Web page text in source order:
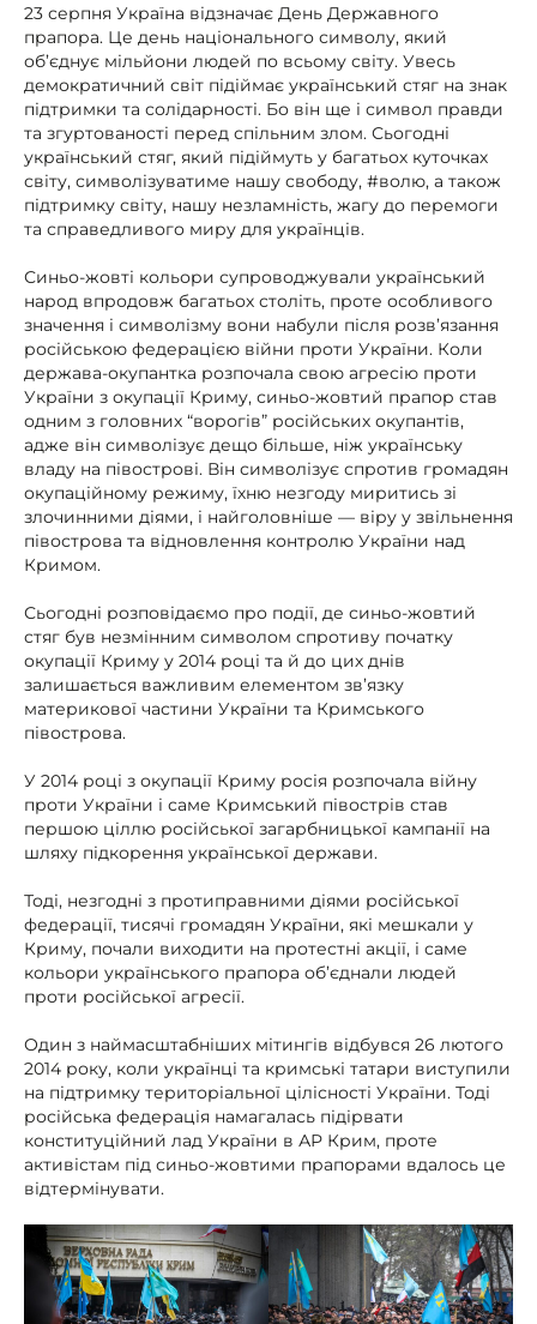
23 серпня Україна відзначає День Державного
прапора. Це день національного символу, який
об’єднує мільйони людей по всьому світу. Увесь
демократичний світ підіймає український стяг на знак
підтримки та солідарності. Бо він ще і символ правди
та згуртованості перед спільним злом. Сьогодні
український стяг, який підіймуть у багатьох куточках
світу, символізуватиме нашу свободу, #волю, а також
підтримку світу, нашу незламність, жагу до перемоги
та справедливого миру для українців.
Синьо-жовті кольори супроводжували український
народ впродовж багатьох століть, проте особливого
значення і символізму вони набули після розв’язання
російською федерацією війни проти України. Коли
держава-окупантка розпочала свою агресію проти
України з окупації Криму, синьо-жовтий прапор став
одним з головних “ворогів” російських окупантів,
адже він символізує дещо більше, ніж українську
владу на півострові. Він символізує спротив громадян
окупаційному режиму, їхню незгоду миритись зі
злочинними діями, і найголовніше — віру у звільнення
півострова та відновлення контролю України над
Кримом.
Сьогодні розповідаємо про події, де синьо-жовтий
стяг був незмінним символом спротиву початку
окупації Криму у 2014 році та й до цих днів
залишається важливим елементом зв’язку
материкової частини України та Кримського
півострова.
У 2014 році з окупації Криму росія розпочала війну
проти України і саме Кримський півострів став
першою ціллю російської загарбницької кампанії на
шляху підкорення української держави.
Тоді, незгодні з протиправними діями російської
федерації, тисячі громадян України, які мешкали у
Криму, почали виходити на протестні акції, і саме
кольори українського прапора об’єднали людей
проти російської агресії.
Один з наймасштабніших мітингів відбувся 26 лютого
2014 року, коли українці та кримські татари виступили
на підтримку територіальної цілісності України. Тоді
російська федерація намагалась підірвати
конституційний лад України в АР Крим, проте
активістам під синьо-жовтими прапорами вдалось це
відтермінувати.